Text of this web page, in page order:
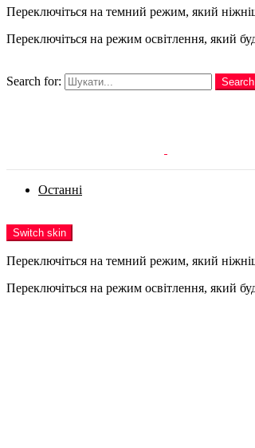
Переключіться на темний режим, який
Переключіться на режим освітлення, який
Search for:
Search
Останні
Switch skin
Переключіться на темний режим, який
Переключіться на режим освітлення, який